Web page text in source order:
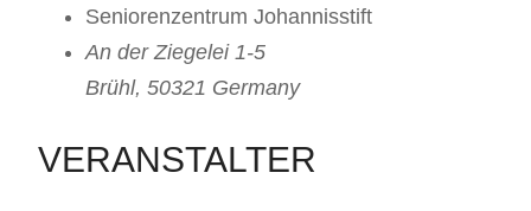
Seniorenzentrum Johannisstift
An der Ziegelei 1-5
Brühl, 50321 Germany
VERANSTALTER